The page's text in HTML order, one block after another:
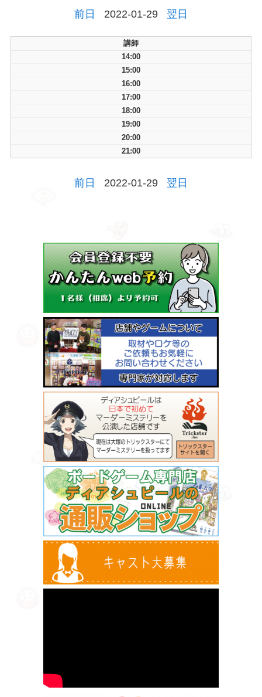
前日 2022-01-29 翌日
講師
14:00
15:00
16:00
17:00
18:00
19:00
20:00
21:00
前日 2022-01-29 翌日